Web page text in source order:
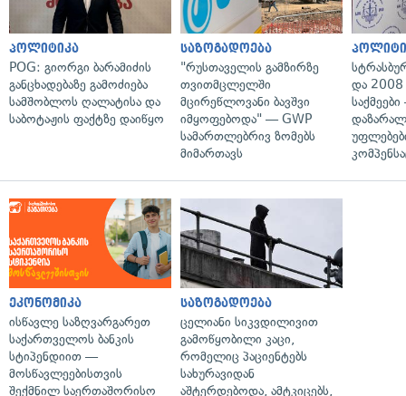
პოლიტიკა
POG: გიორგი ბარამიძის
განცხადებაზე გამოძიება
სამშობლოს ღალატისა და
საბოტაჟის ფაქტზე დაიწყო
საზოგადოება
"რუსთაველის გამზირზე
თვითმცლელში
მცირეწლოვანი ბავშვი
იმყოფებოდა" — GWP
სამართლებრივ ზომებს
მიმართავს
და 2008
ეკონომიკა
ისწავლე საზღვარგარეთ
საქართველოს ბანკის
სტიპენდიით —
მოსწავლეებისთვის
შექმნილ საერთაშორისო
საზოგადოება
ცელიანი სიკვდილივით
გამოწყობილი კაცი,
რომელიც პაციენტებს
სახურავიდან
აშტერდებოდა, ამტკიცებს,